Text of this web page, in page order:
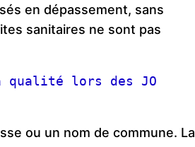
en dépassement, sans
sanitaires ne sont pas
qualité lors des JO
ou un nom de commune. La